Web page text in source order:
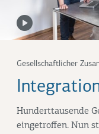
Gesellschaftlicher
Hunderttausende
eingetroffen. Nun